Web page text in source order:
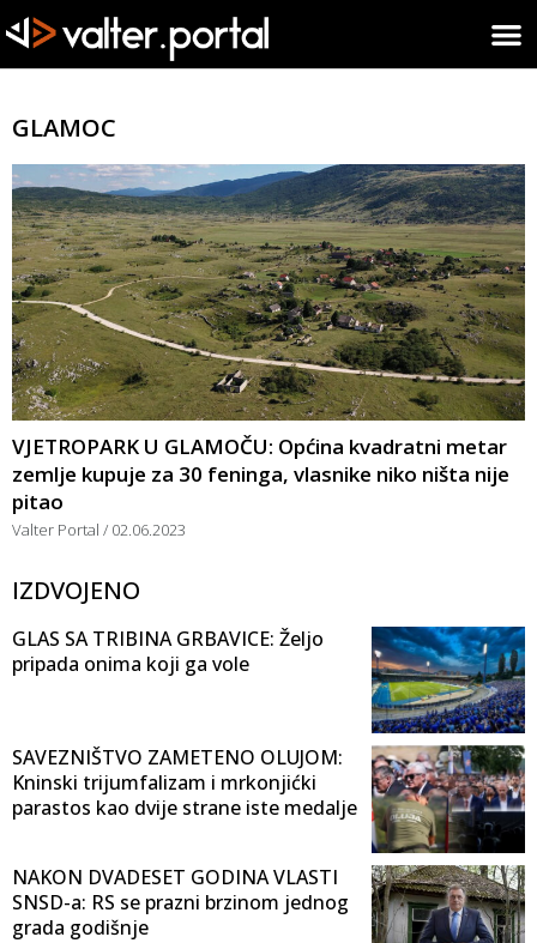
GLAMOC
VJETROPARK U GLAMOČU: Općina kvadratni metar
zemlje kupuje za 30 feninga, vlasnike niko ništa nije
pitao
Valter Portal 02.06.2023
IZDVOJENO
GLAS SA TRIBINA GRBAVICE: Željo
pripada onima koji ga vole
SAVEZNIŠTVO ZAMETENO OLUJOM:
Kninski trijumfalizam i mrkonjićki
parastos kao dvije strane iste medalje
NAKON DVADESET GODINA VLASTI
SNSD-a: RS se prazni brzinom jednog
grada godišnje